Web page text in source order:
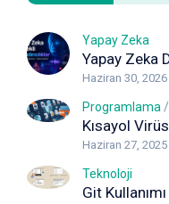
Yapay Zeka
Haziran 30, 2026
Programlama /
Haziran 27, 2025
Teknoloji